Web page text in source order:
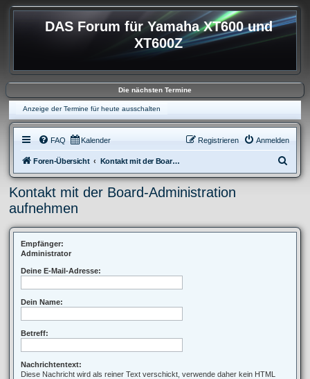
DAS Forum für Yamaha XT600 und
XT600Z
Die nächsten Termine
Anzeige der Termine für heute ausschalten
FAQ Kalender Anmelden
Registrieren
Foren-Übersicht Kontakt mit der Board-Administration aufnehmen
u
e
Kontakt mit der Board-Administration
aufnehmen
Empfänger:
Administrator
Deine E-Mail-Adresse:
Dein Name:
Betreff:
Nachrichtentext:
Diese Nachricht wird als reiner Text verschickt, verwende daher kein HTML